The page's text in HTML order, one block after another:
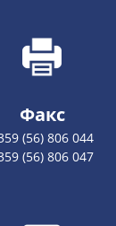
Факс
(56) 806 044
(56) 806 047